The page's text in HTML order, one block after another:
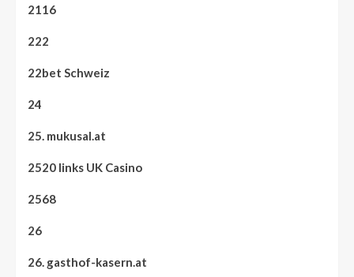
2116
222
22bet Schweiz
24
25. mukusal.at
2520 links UK Casino
2568
26
26. gasthof-kasern.at